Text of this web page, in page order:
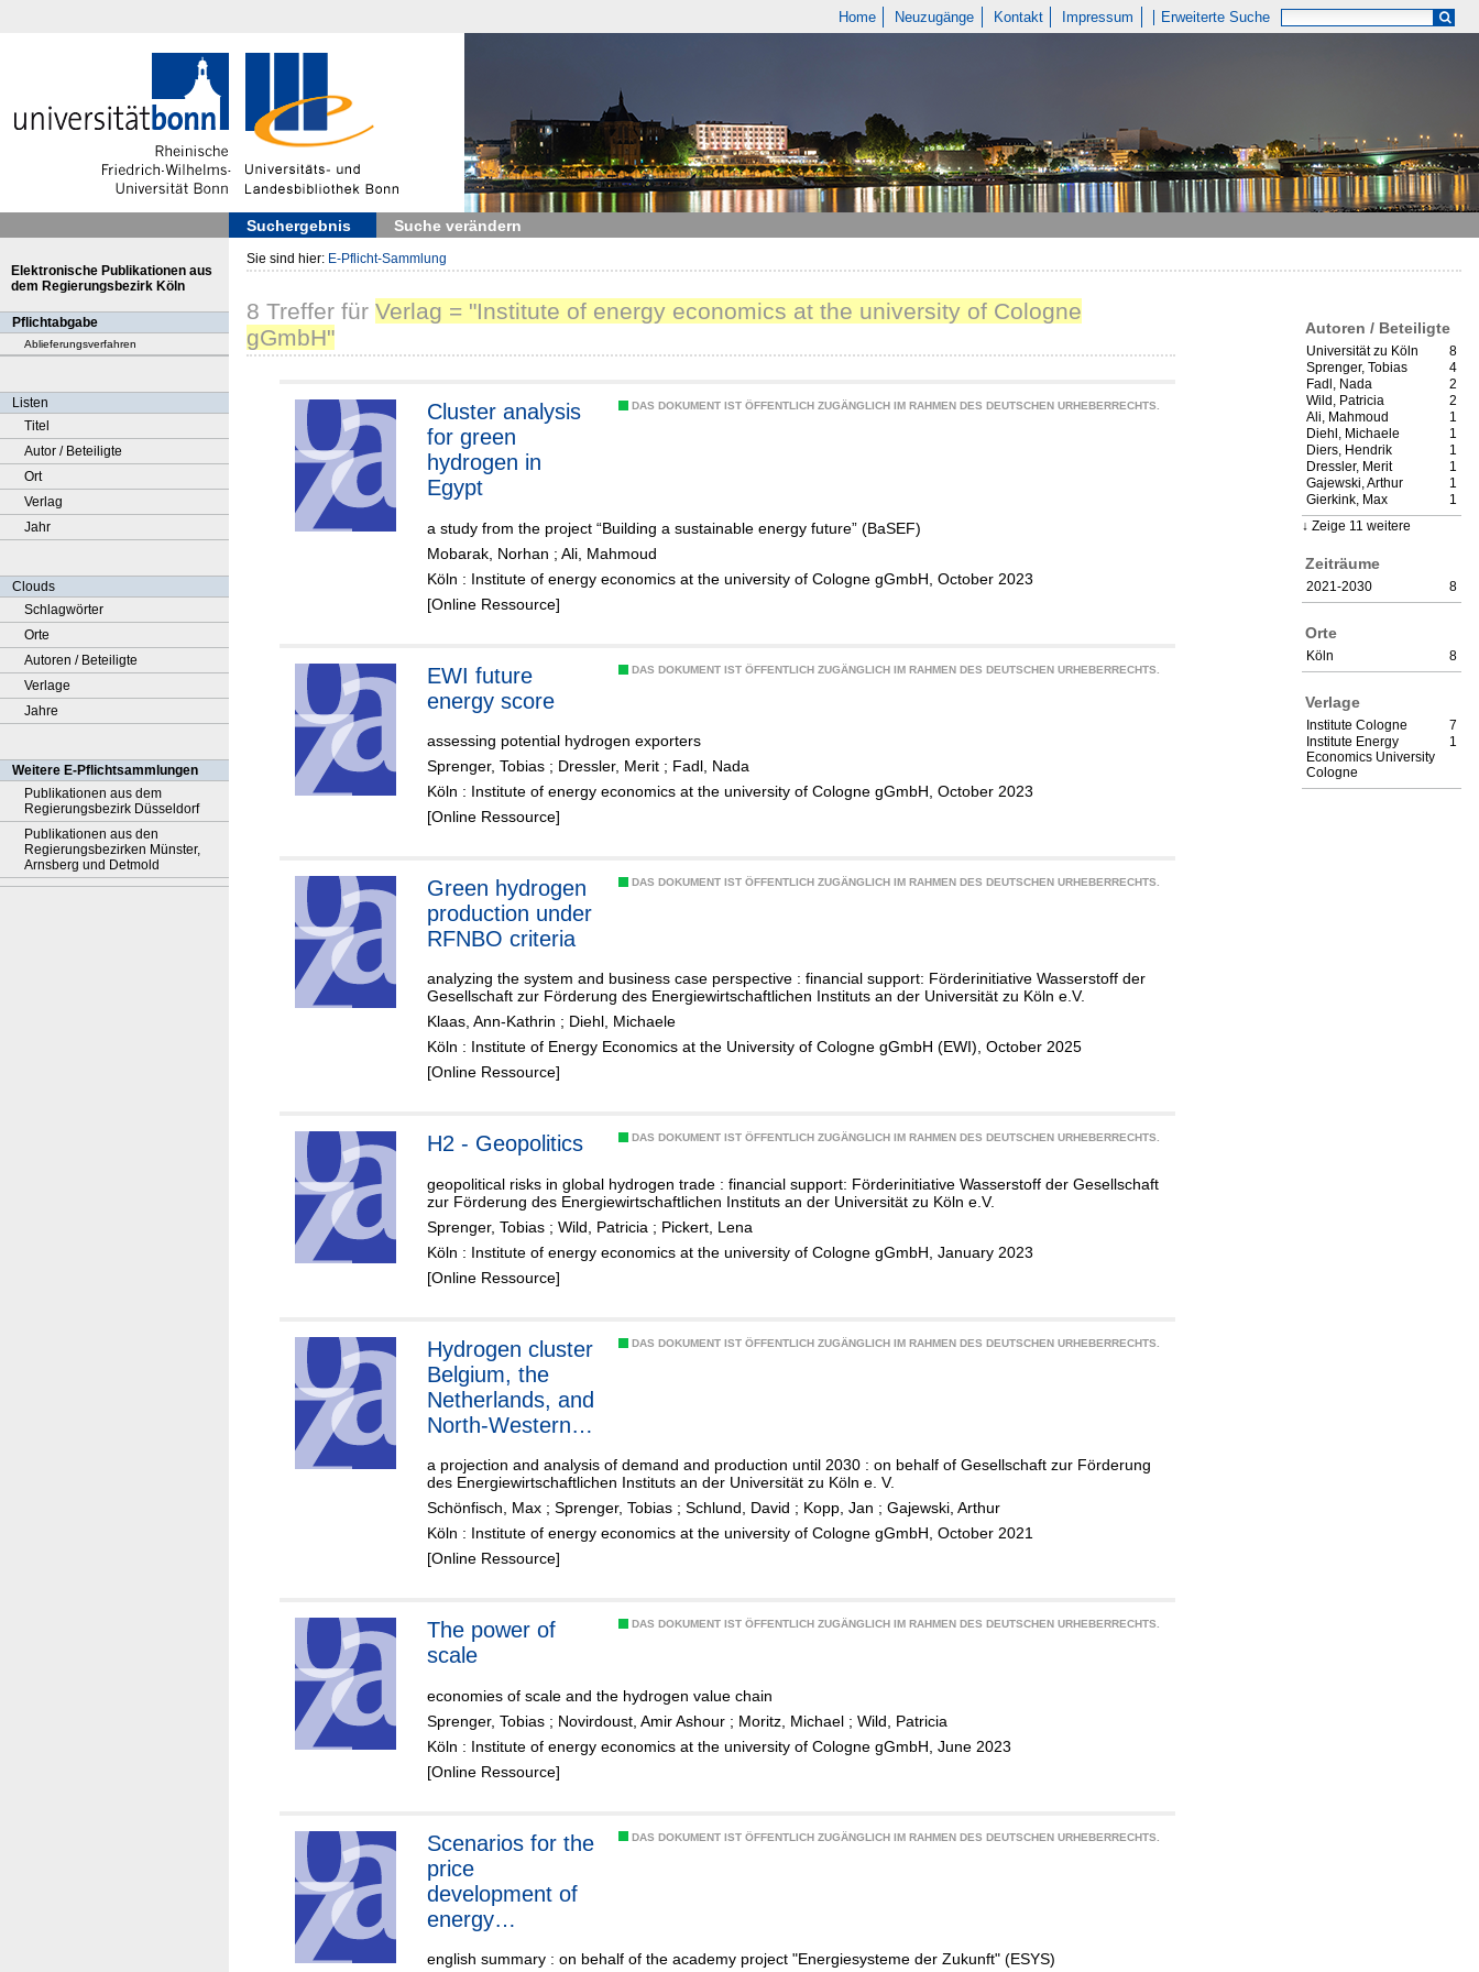
Home Neuzugänge Kontakt Impressum Erweiterte Suche
Suchergebnis Suche verändern
Elektronische Publikationen aus
dem Regierungsbezirk Köln
Pflichtabgabe
Ablieferungsverfahren
Listen
Titel
Autor / Beteiligte
Ort
Verlag
Jahr
Clouds
Schlagwörter
Orte
Autoren / Beteiligte
Verlage
Jahre
Weitere E-Pflichtsammlungen
Publikationen aus dem
Regierungsbezirk Düsseldorf
Publikationen aus den
Regierungsbezirken Münster,
Arnsberg und Detmold
Sie sind hier: E-Pflicht-Sammlung
Autoren / Beteiligte
8
Universität zu Köln
4
Sprenger, Tobias
2
Fadl, Nada
2
Wild, Patricia
1
Ali, Mahmoud
1
Diehl, Michaele
1
Diers, Hendrik
1
Dressler, Merit
1
Gajewski, Arthur
1
Gierkink, Max
Zeige 11 weitere
Zeiträume
8
2021-2030
Orte
8
Köln
Verlage
7
Institute Cologne
1
Institute Energy
Economics University
Cologne
8 Treffer für Verlag = "Institute of energy economics at the university of Cologne
gGmbH"
DAS DOKUMENT IST ÖFFENTLICH ZUGÄNGLICH IM RAHMEN DES DEUTSCHEN URHEBERRECHTS.
Cluster analysis
for green
hydrogen in
Egypt
a study from the project “Building a sustainable energy future” (BaSEF)
Mobarak, Norhan ; Ali, Mahmoud
Köln : Institute of energy economics at the university of Cologne gGmbH, October 2023
[Online Ressource]
DAS DOKUMENT IST ÖFFENTLICH ZUGÄNGLICH IM RAHMEN DES DEUTSCHEN URHEBERRECHTS.
EWI future
energy score
assessing potential hydrogen exporters
Sprenger, Tobias ; Dressler, Merit ; Fadl, Nada
Köln : Institute of energy economics at the university of Cologne gGmbH, October 2023
[Online Ressource]
DAS DOKUMENT IST ÖFFENTLICH ZUGÄNGLICH IM RAHMEN DES DEUTSCHEN URHEBERRECHTS.
Green hydrogen
production under
RFNBO criteria
analyzing the system and business case perspective : financial support: Förderinitiative Wasserstoff der
Gesellschaft zur Förderung des Energiewirtschaftlichen Instituts an der Universität zu Köln e.V.
Klaas, Ann-Kathrin ; Diehl, Michaele
Köln : Institute of Energy Economics at the University of Cologne gGmbH (EWI), October 2025
[Online Ressource]
DAS DOKUMENT IST ÖFFENTLICH ZUGÄNGLICH IM RAHMEN DES DEUTSCHEN URHEBERRECHTS.
H2 - Geopolitics
geopolitical risks in global hydrogen trade : financial support: Förderinitiative Wasserstoff der Gesellschaft
zur Förderung des Energiewirtschaftlichen Instituts an der Universität zu Köln e.V.
Sprenger, Tobias ; Wild, Patricia ; Pickert, Lena
Köln : Institute of energy economics at the university of Cologne gGmbH, January 2023
[Online Ressource]
DAS DOKUMENT IST ÖFFENTLICH ZUGÄNGLICH IM RAHMEN DES DEUTSCHEN URHEBERRECHTS.
Hydrogen cluster
Belgium, the
Netherlands, and
North-Western
a projection and analysis of demand and production until 2030 : on behalf of Gesellschaft zur Förderung
des Energiewirtschaftlichen Instituts an der Universität zu Köln e. V.
Schönfisch, Max ; Sprenger, Tobias ; Schlund, David ; Kopp, Jan ; Gajewski, Arthur
Köln : Institute of energy economics at the university of Cologne gGmbH, October 2021
[Online Ressource]
DAS DOKUMENT IST ÖFFENTLICH ZUGÄNGLICH IM RAHMEN DES DEUTSCHEN URHEBERRECHTS.
The power of
scale
economies of scale and the hydrogen value chain
Sprenger, Tobias ; Novirdoust, Amir Ashour ; Moritz, Michael ; Wild, Patricia
Köln : Institute of energy economics at the university of Cologne gGmbH, June 2023
[Online Ressource]
DAS DOKUMENT IST ÖFFENTLICH ZUGÄNGLICH IM RAHMEN DES DEUTSCHEN URHEBERRECHTS.
Scenarios for the
price
development of
energy
english summary : on behalf of the academy project "Energiesysteme der Zukunft" (ESYS)